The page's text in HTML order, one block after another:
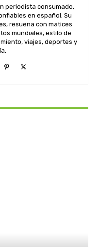
periodista consumado,
en español. Su
resuena con matices
mundiales, estilo de
viajes, deportes y